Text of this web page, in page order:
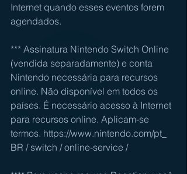
Internet quando esses eventos forem
agendados.
*** Assinatura Nintendo Switch Online
(vendida separadamente) e conta
Nintendo necessária para recursos
online. Não disponível em todos os
países. É necessário acesso à Internet
para recursos online. Aplicam-se
termos. https://www.nintendo.com/pt_
BR / switch / online-service /